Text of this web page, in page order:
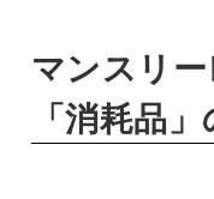
マンスリ
「消耗品